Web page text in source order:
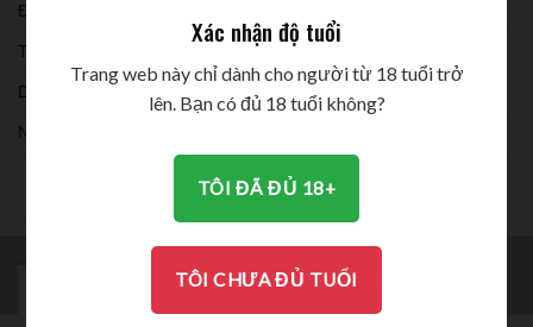
Đóng chai:
Thời gian ủ:
Dung tích:
Nồng độ:
THƯỞNG THỨC
BRAND
Xác nhận độ tuổi
Trang web này chỉ dành cho người từ 18 tuổi trở
lên. Bạn có đủ 18 tuổi không?
TÔI ĐÃ ĐỦ 18+
TÔI CHƯA ĐỦ TUỔI